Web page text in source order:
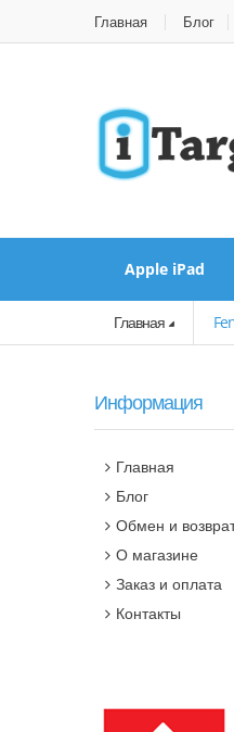
Главная Блог
Apple iPad
Главная
Информация
Главная
Блог
Обмен и
О магазине
Заказ и оплата
Контакты